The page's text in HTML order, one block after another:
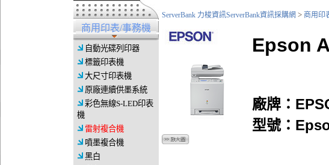
商用印表/事務機
自動光碟列印器
標籤印表機
大尺寸印表機
原廠連續供墨系統
彩色無線S-LED印表
機
雷射複合機
噴墨複合機
黑白
ServerBank 力梭資訊ServerBank資訊採購網 > 商用印
Epson
廠牌：
型號：